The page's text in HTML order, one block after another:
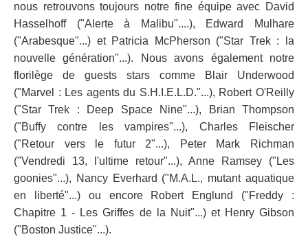
nous retrouvons toujours notre fine équipe avec David
Hasselhoff ("Alerte à Malibu"....), Edward Mulhare
("Arabesque"...) et Patricia McPherson ("Star Trek : la
nouvelle génération"...). Nous avons également notre
florilège de guests stars comme Blair Underwood
("Marvel : Les agents du S.H.I.E.L.D."...), Robert O'Reilly
("Star Trek : Deep Space Nine"...), Brian Thompson
("Buffy contre les vampires"...), Charles Fleischer
("Retour vers le futur 2"...), Peter Mark Richman
("Vendredi 13, l'ultime retour"...), Anne Ramsey ("Les
goonies"...), Nancy Everhard ("M.A.L., mutant aquatique
en liberté"...) ou encore Robert Englund ("Freddy :
Chapitre 1 - Les Griffes de la Nuit"...) et Henry Gibson
("Boston Justice"...).